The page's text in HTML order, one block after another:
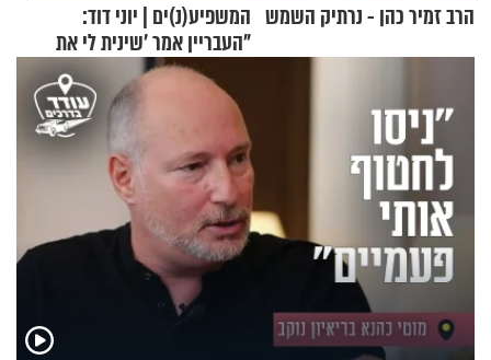
הרב זמיר כהן - נרתיק השמש המשפיע(נ)ים | יוני דוד:
"העבריין אמר 'שינית לי את
החיים מהקצה אל הקצה'"